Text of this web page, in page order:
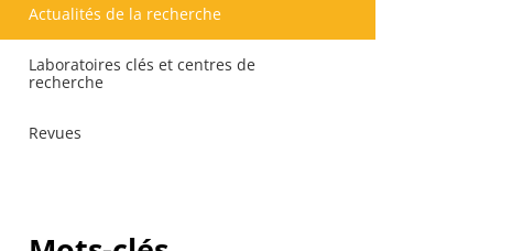
Actualités de la recherche
Laboratoires clés et centres de
recherche
Revues